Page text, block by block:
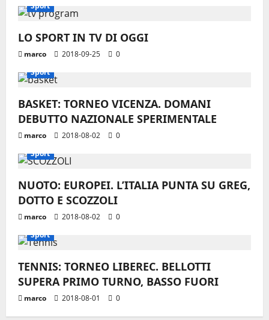
Sport
LO SPORT IN TV DI OGGI
marco 2018-09-25
0
Sport
BASKET: TORNEO VICENZA. DOMANI
DEBUTTO NAZIONALE SPERIMENTALE
marco 2018-08-02
0
Sport
NUOTO: EUROPEI. L’ITALIA PUNTA SU GREG,
DOTTO E SCOZZOLI
marco 2018-08-02
0
Sport
TENNIS: TORNEO LIBEREC. BELLOTTI
SUPERA PRIMO TURNO, BASSO FUORI
marco 2018-08-01 0